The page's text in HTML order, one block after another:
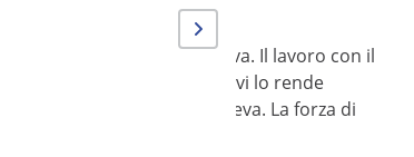
attiva il magnete con la leva. Il lavoro con il
elettricità. L'assenza di cavi lo rende
involontario della leva. La forza di